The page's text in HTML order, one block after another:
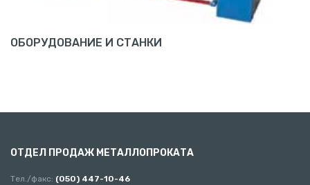
ОБОРУДОВАНИЕ И СТАНКИ
ОТДЕЛ ПРОДАЖ МЕТАЛЛОПРОКАТА
Тел./факс: (050) 447-10-46